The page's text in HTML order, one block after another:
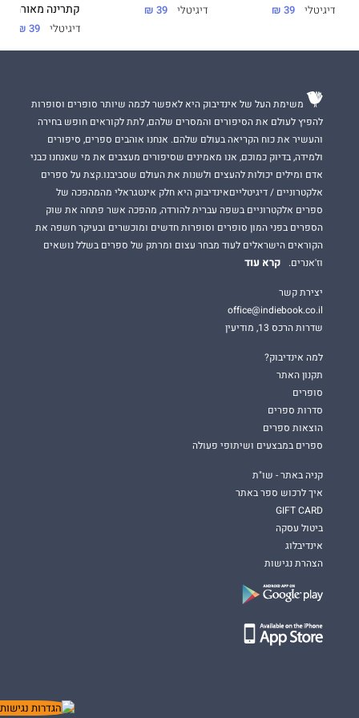
דיגיטלי 39 ₪
דיגיטלי 39 ₪
קתרינה מאורה
דיגיטלי 39 ₪
משימת העל של אינדיבוק היא לאפשר לכמה שיותר סופרים וסופרות
להפיץ לעולם את הסיפורים והמסרים שלהם, לתת לקוראים חופש בחירה
והעשיר את כוח הקריאה בעולם שלהם. אנחנו אוהבים ספרים, סיפורים
ולמידה, בדיוק כמוכם, אנו מאמינים שסיפורים מעצבים את מי שאנחנו כבני
אדם ומילים יכולות להעצים ולשנות את העולם שסביבנו.קצת על ספרים
אלקטרוניים / דיגיטלייםאינדיבוק היא חלק אינטגראלי מהמהפכה של
ספרים אלקטרוניים בשפה עברית להורדה, מהפכה אשר פתחה את שוק
הספרים בפני המון סופרים וסופרות חדשים ומוכשרים ובעיקר חשפה את
הקוראים הישראלים לעוד מבחר עצום ומרתק של ספרים בשלל נושאים
וז'אנרים.
קרא עוד
יצירת קשר
office@indiebook.co.il
שדרות הרכס 13, מודיעין
למה אינדיבוק?
תקנון האתר
סופרים
סדרות ספרים
הוצאות ספרים
ספרים במבצעים ושיתופי פעולה
קניה באתר - שו"ת
איך לרכוש ספר באתר
GIFT CARD
ביטול עסקה
אינדיבלוג
הצהרת נגישות